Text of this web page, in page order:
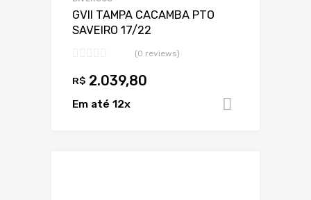
GVII TAMPA CACAMBA PTO
SAVEIRO 17/22
(0 reviews)
R$ 2.039,80
Em até 12x